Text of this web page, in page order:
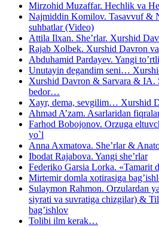
Mirzohid Muzaffar. Hechlik va
Najmiddin Komilov. Tasavvuf &
suhbatlar (Video)
Attila Ilxan. She’rlar. Xurshid
Rajab Xolbek. Xurshid Davron
Abduhamid Pardayev. Yangi
Unutayin degandim seni…
Xurshid Davron & Sarvara & IA.
bedor…
Xayr, dema, sevgilim… Xurshid
Ahmad A’zam. Asarlaridan
Farhod Bobojonov. Orzuga
yo`l
Anna Axmatova. She’rlar &
Ibodat Rajabova. Yangi she’rlar
Federiko Garsia Lorka. «Tamarit
Mirtemir domla xotirasiga
Sulaymon Rahmon. Orzulardan
siyrati va suvratiga chizgilar) &
bag’ishlov
Tolibi ilm kerak…